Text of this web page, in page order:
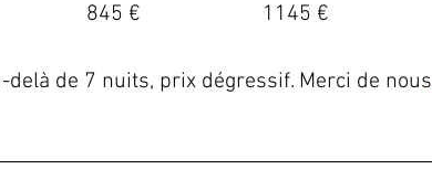
845 € 1145 €
de 7 nuits, prix dégressif. Merci de nous